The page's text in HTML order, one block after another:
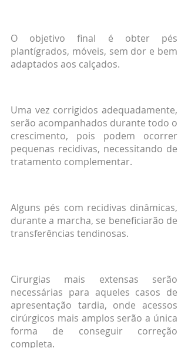
O objetivo final é obter pés
plantígrados, móveis, sem dor e bem
adaptados aos calçados.
Uma vez corrigidos adequadamente,
serão acompanhados durante todo o
crescimento, pois podem ocorrer
pequenas recidivas, necessitando de
tratamento complementar.
Alguns pés com recidivas dinâmicas,
durante a marcha, se beneficiarão de
transferências tendinosas.
Cirurgias mais extensas serão
necessárias para aqueles casos de
apresentação tardia, onde acessos
cirúrgicos mais amplos serão a única
forma de conseguir correção
completa.